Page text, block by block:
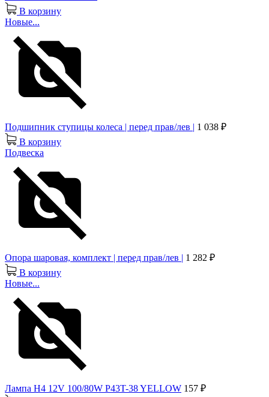
В корзину
Новые...
Подшипник ступицы колеса | перед прав/лев | 1 038 ₽
В корзину
Подвеска
Опора шаровая, комплект | перед прав/лев | 1 282 ₽
В корзину
Новые...
Лампа H4 12V 100/80W P43T-38 YELLOW 157 ₽